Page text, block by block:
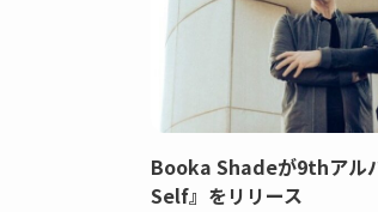
Booka Shadeが9thアル
Self』をリリース